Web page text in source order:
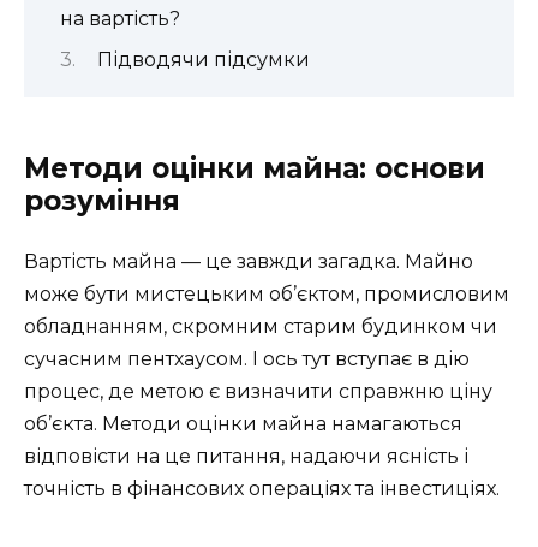
на вартість?
Підводячи підсумки
Методи оцінки майна: основи
розуміння
Вартість майна — це завжди загадка. Майно
може бути мистецьким об’єктом, промисловим
обладнанням, скромним старим будинком чи
сучасним пентхаусом. І ось тут вступає в дію
процес, де метою є визначити справжню ціну
об’єкта. Методи оцінки майна намагаються
відповісти на це питання, надаючи ясність і
точність в фінансових операціях та інвестиціях.